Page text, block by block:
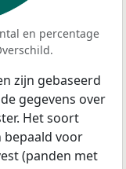
en percentage
zijn gebaseerd
gegevens over
Het soort
voor
(panden met